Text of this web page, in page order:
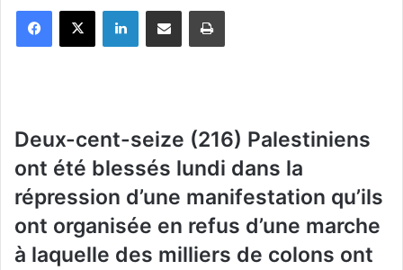
Deux-cent-seize (216) Palestiniens
ont été blessés lundi dans la
répression d’une manifestation qu’ils
ont organisée en refus d’une marche
à laquelle des milliers de colons ont